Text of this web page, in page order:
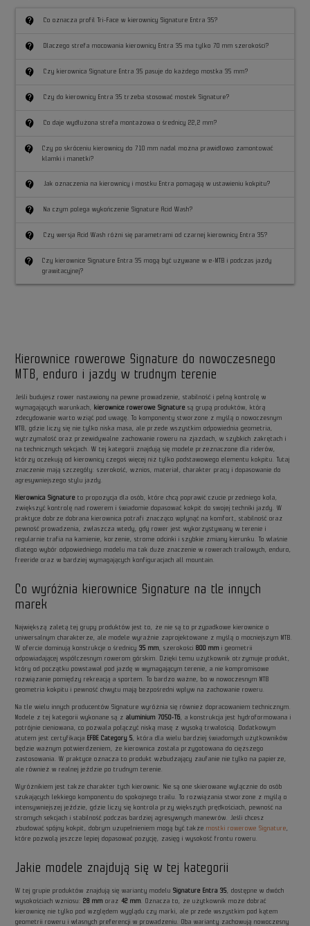
contact_support Co oznacza profil Tri-Face w kierownicy Signature Entra 35?
contact_support Dlaczego strefa mocowania kierownicy Entra 35 ma tylko 70 mm szerokości?
contact_support Czy kierownica Signature Entra 35 pasuje do każdego mostka 35 mm?
contact_support Czy do kierownicy Entra 35 trzeba stosować mostek Signature?
contact_support Co daje wydłużona strefa montażowa o średnicy 22,2 mm?
contact_support
Czy po skróceniu kierownicy do 710 mm nadal można prawidłowo zamontować
klamki i manetki?
contact_support Jak oznaczenia na kierownicy i mostku Entra pomagają w ustawieniu kokpitu?
contact_support Na czym polega wykończenie Signature Acid Wash?
contact_support Czy wersja Acid Wash różni się parametrami od czarnej kierownicy Entra 35?
contact_support
Czy kierownice Signature Entra 35 mogą być używane w e-MTB i podczas jazdy
grawitacyjnej?
Kierownice rowerowe Signature do nowoczesnego
MTB, enduro i jazdy w trudnym terenie
Jeśli budujesz rower nastawiony na pewne prowadzenie, stabilność i pełną kontrolę w
wymagających warunkach, kierownice rowerowe Signature są grupą produktów, którą
zdecydowanie warto wziąć pod uwagę. To komponenty stworzone z myślą o nowoczesnym
MTB, gdzie liczy się nie tylko niska masa, ale przede wszystkim odpowiednia geometria,
wytrzymałość oraz przewidywalne zachowanie roweru na zjazdach, w szybkich zakrętach i
na technicznych sekcjach. W tej kategorii znajdują się modele przeznaczone dla riderów,
którzy oczekują od kierownicy czegoś więcej niż tylko podstawowego elementu kokpitu. Tutaj
znaczenie mają szczegóły: szerokość, wznios, materiał, charakter pracy i dopasowanie do
agresywniejszego stylu jazdy.
Kierownica Signature to propozycja dla osób, które chcą poprawić czucie przedniego koła,
zwiększyć kontrolę nad rowerem i świadomie dopasować kokpit do swojej techniki jazdy. W
praktyce dobrze dobrana kierownica potrafi znacząco wpłynąć na komfort, stabilność oraz
pewność prowadzenia, zwłaszcza wtedy, gdy rower jest wykorzystywany w terenie i
regularnie trafia na kamienie, korzenie, strome odcinki i szybkie zmiany kierunku. To właśnie
dlatego wybór odpowiedniego modelu ma tak duże znaczenie w rowerach trailowych, enduro,
freeride oraz w bardziej wymagających konfiguracjach all mountain.
Co wyróżnia kierownice Signature na tle innych
marek
Największą zaletą tej grupy produktów jest to, że nie są to przypadkowe kierownice o
uniwersalnym charakterze, ale modele wyraźnie zaprojektowane z myślą o mocniejszym MTB.
W ofercie dominują konstrukcje o średnicy35 mm , szerokości800 mm i geometrii
odpowiadającej współczesnym rowerom górskim. Dzięki temu użytkownik otrzymuje produkt,
który od początku powstawał pod jazdę w wymagającym terenie, a nie kompromisowe
rozwiązanie pomiędzy rekreacją a sportem. To bardzo ważne, bo w nowoczesnym MTB
geometria kokpitu i pewność chwytu mają bezpośredni wpływ na zachowanie roweru.
Na tle wielu innych producentów Signature wyróżnia się również dopracowaniem technicznym.
Modele z tej kategorii wykonane są zaluminium 7050-T6 , a konstrukcja jest hydroformowana i
potrójnie cieniowana, co pozwala połączyć niską masę z wysoką trwałością. Dodatkowym
atutem jest certyfikacja EFBE Category 5 , która dla wielu bardziej świadomych użytkowników
będzie ważnym potwierdzeniem, że kierownica została przygotowana do cięższego
zastosowania. W praktyce oznacza to produkt wzbudzający zaufanie nie tylko na papierze,
ale również w realnej jeździe po trudnym terenie.
Wyróżnikiem jest także charakter tych kierownic. Nie są one skierowane wyłącznie do osób
szukających lekkiego komponentu do spokojnego trailu. To rozwiązania stworzone z myślą o
intensywniejszej jeździe, gdzie liczy się kontrola przy większych prędkościach, pewność na
stromych sekcjach i stabilność podczas bardziej agresywnych manewrów. Jeśli chcesz
zbudować spójny kokpit, dobrym uzupełnieniem mogą być takżemostki rowerowe Signature
które pozwolą jeszcze lepiej dopasować pozycję, zasięg i wysokość frontu roweru.
Jakie modele znajdują się w tej kategorii
W tej grupie produktów znajdują się warianty modeluSignature Entra 35 , dostępne w dwóch
wysokościach wzniosu:28 mm oraz42 mm . Oznacza to, że użytkownik może dobrać
kierownicę nie tylko pod względem wyglądu czy marki, ale przede wszystkim pod kątem
geometrii roweru i własnych preferencji w prowadzeniu. Oba warianty zachowują nowoczesny